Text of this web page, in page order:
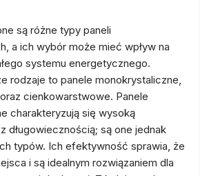
są różne typy paneli
a ich wybór może mieć wpływ na
systemu energetycznego.
rodzaje to panele monokrystaliczne,
cienkowarstwowe. Panele
charakteryzują się wysoką
długowiecznością; są one jednak
typów. Ich efektywność sprawia, że
i są idealnym rozwiązaniem dla